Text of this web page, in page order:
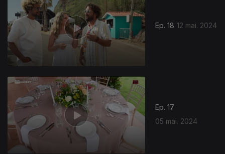
Ep. 18 12 mai. 2024
Ep. 17
05 mai. 2024